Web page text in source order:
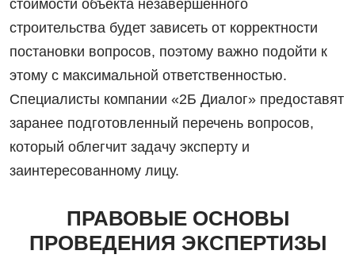
стоимости объекта незавершенного
строительства будет зависеть от корректности
постановки вопросов, поэтому важно подойти к
этому с максимальной ответственностью.
Специалисты компании «2Б Диалог» предоставят
заранее подготовленный перечень вопросов,
который облегчит задачу эксперту и
заинтересованному лицу.
ПРАВОВЫЕ ОСНОВЫ
ПРОВЕДЕНИЯ ЭКСПЕРТИЗЫ